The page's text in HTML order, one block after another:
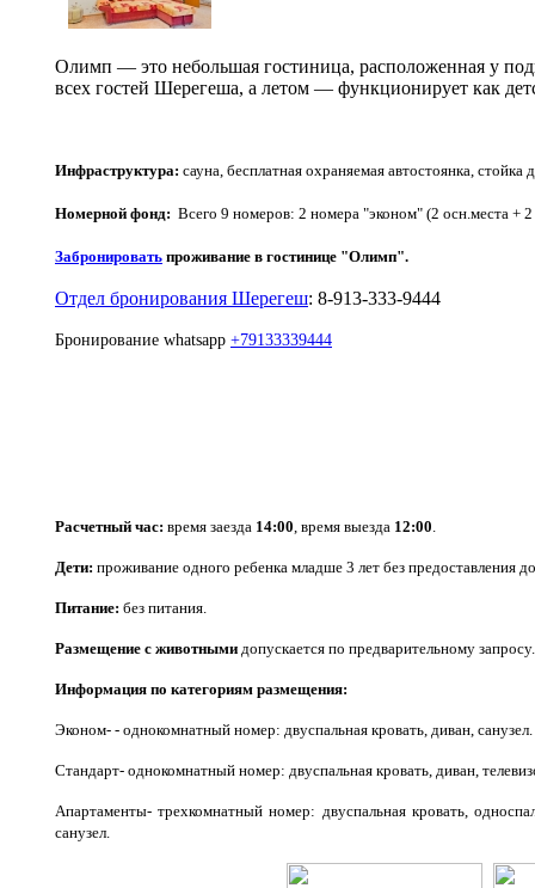
Олимп — это небольшая гостиница, расположенная у
всех гостей Шерегеша, а летом — функционирует как
Инфраструктура: сауна, бесплатная охраняемая автостоянка,
Номерной фонд: Всего 9 номеров: 2 номера "эконом" (2 осн.места +
Забронировать проживание в гостинице "Олимп".
Отдел бронирования Шерегеш: 8-913-333-9444
Бронирование whatsapp +79133339444
Расчетный час: время заезда 14:00 , время выезда 12:00
Дети: проживание одного ребенка младше 3 лет без предоставления
Питание: без питания.
Размещение с животными допускается по предварительному
Информация по категориям размещения:
Эконом- - однокомнатный номер: двуспальная кровать, диван, санузел.
Стандарт- однокомнатный номер: двуспальная кровать, диван,
Апартаменты- трехкомнатный номер: двуспальная кровать,
санузел.